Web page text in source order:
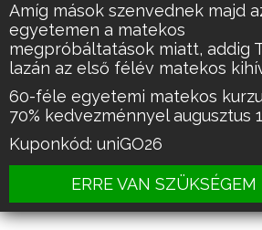
Amíg mások szenvednek majd
egyetemen a matekos
megpróbáltatások miatt, addig
lazán az első félév matekos
60-féle egyetemi matekos
70% kedvezménnyel augusztus
Kuponkód: uniGO26
ERRE VAN SZÜKSÉGEM